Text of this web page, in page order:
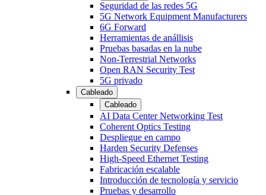
Seguridad de las redes 5G
5G Network Equipment Manufacturers
6G Forward
Herramientas de anállisis
Pruebas basadas en la nube
Non-Terrestrial Networks
Open RAN Security Test
5G privado
Cableado
Cableado
AI Data Center Networking Test
Coherent Optics Testing
Despliegue en campo
Harden Security Defenses
High-Speed Ethernet Testing
Fabricación escalable
Introducción de tecnología y servicio
Pruebas y desarrollo